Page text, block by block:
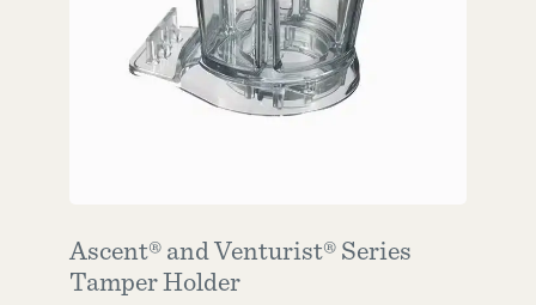
Ascent® and Venturist® Series
Tamper Holder